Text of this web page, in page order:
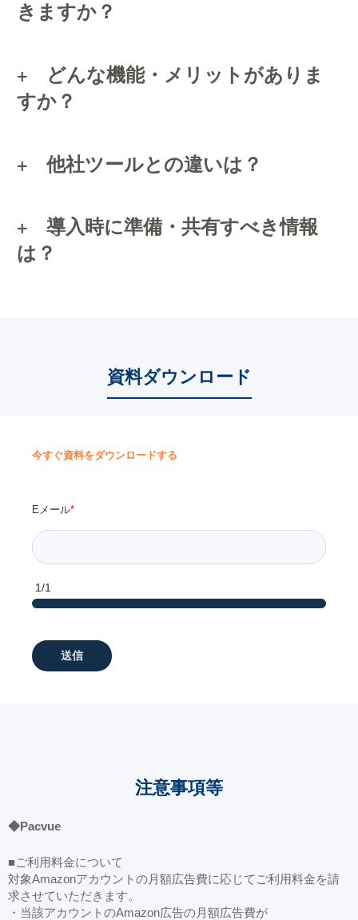
きますか？
どんな機能・メリットがありま
すか？
他社ツールとの違いは？
導入時に準備・共有すべき情報
は？
資料ダウンロード
今すぐ資料をダウンロードする
Eメール*
1/1
送信
注意事項等
◆Pacvue
■ご利用料金について
対象Amazonアカウントの月額広告費に応じてご利用料金を請
求させていただきます。
・当該アカウントのAmazon広告の月額広告費が